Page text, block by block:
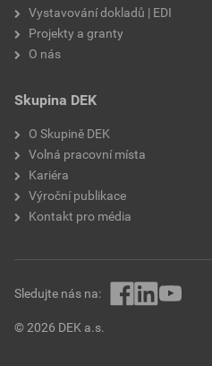
Vystavování dokladů | EDI
Projekty a granty
O nás
Skupina DEK
O Skupině DEK
Volná pracovní místa
Kariéra
Výroční publikace
Kontakt pro média
© 2026 DEK a.s.
Sledujte nás na: